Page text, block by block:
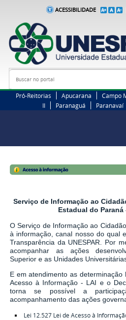
ACESSIBILIDADE
Busca
Pró-Reitorias Apucarana Campo
II
Paranaguá Paranavaí
Serviço de Informação ao
Estadual do Paraná
O Serviço de Informação ao
à informação, canal nosso do qual
Transparência da UNESPAR. Por
acompanhar as ações
Superior e as Unidades
E em atendimento as
Acesso à Informação - LAI e o
torna se possível a
acompanhamento das ações
Lei 12.527 Lei de Acesso à